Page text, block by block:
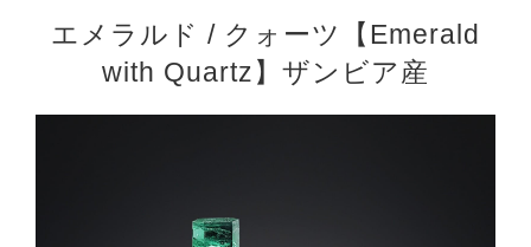
エメラルド / クォーツ【Emerald
with Quartz】ザンビア産